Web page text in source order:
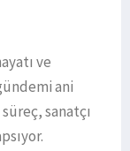
ve
ani
sanatçı